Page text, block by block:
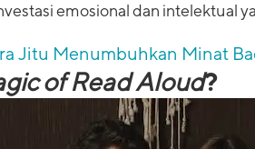
emosional dan intelektual
Jitu Menumbuhkan Minat
of Read Aloud?